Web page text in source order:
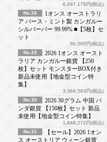
6,097,179円(税込)
No.28
1オンス オーストラリ
ア パース・ミント製 カンガルー
シルバーバー 99.99% ■【5枚】セ
ット
60,565円(税込)
No.29
2026 1オンス オースト
ラリア カンガルー銀貨 【250
枚】セット モンスターBOX付き
新品未使用【地金型コイン特
集】
3,068,563円(税込)
No.30
2026 30グラム 中国 パ
ンダ銀貨 【150枚】セット 新品
未使用【地金型コイン特集】
1,848,272円(税込)
No.31
【セール】2026 1オン
ス オーストリア ウィーン銀貨